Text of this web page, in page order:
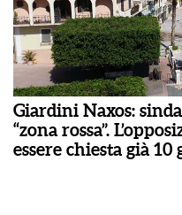
Giardini Naxos:
“zona rossa”.
essere chiesta già 10